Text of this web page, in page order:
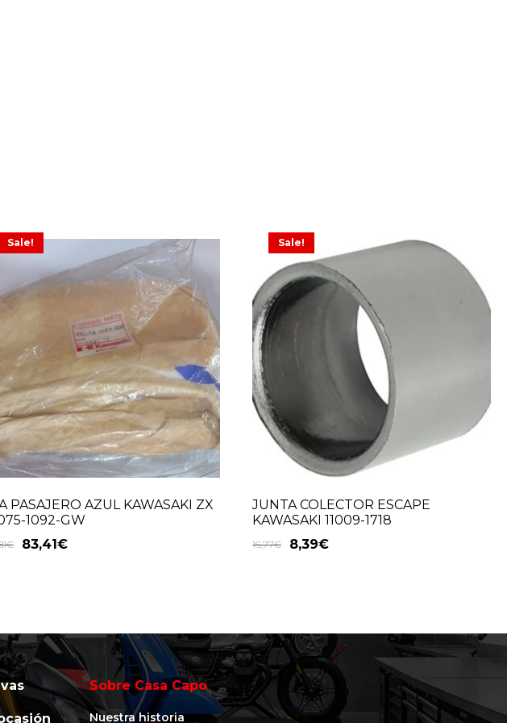
Sale!
PASAJERO AZUL KAWASAKI ZX
1092-GW
€ 83,41 €
Sale!
JUNTA COLECTOR ESCAPE
KAWASAKI 11009-1718
16,77€ 8,39€
Sobre Casa Capo
Nuestra historia